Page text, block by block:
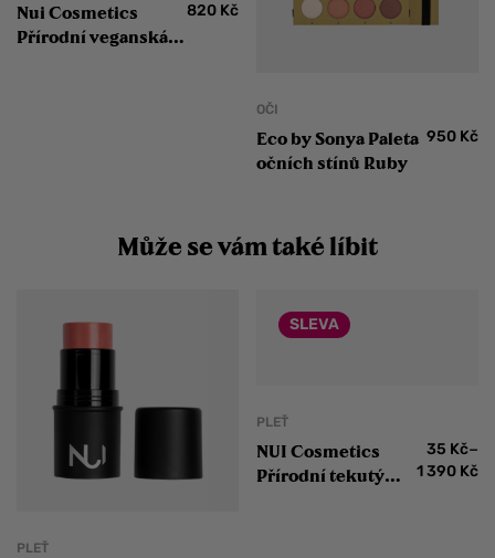
Nui Cosmetics
Přírodní veganská
820 Kč
OČI
Eco by Sonya Paleta
očních stínů Ruby
950 Kč
Může se vám také líbit
PLEŤ
SLEVA
PLEŤ
NUI Cosmetics
Přírodní tekutý
35 Kč–
1 390 Kč